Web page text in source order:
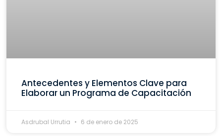
Antecedentes y Elementos Clave para
Elaborar un Programa de Capacitación
Asdrubal Urrutia 6 de enero de 2025